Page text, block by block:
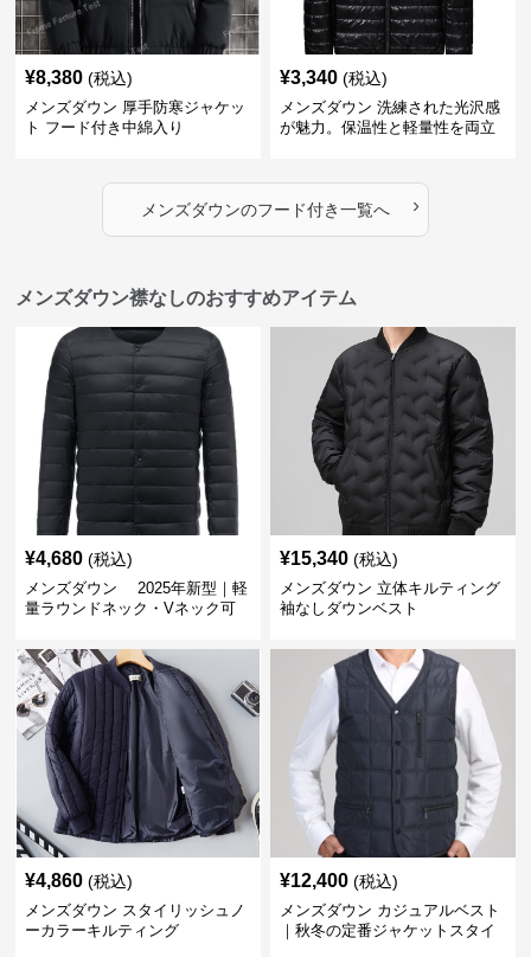
¥8,380 (税込)
メンズダウン 厚手防寒ジャケッ
ト フード付き中綿入り
¥3,340 (税込)
メンズダウン 洗練された光沢感
が魅力。保温性と軽量性を両立
メンズダウンのフード付き一覧へ ›
メンズダウン襟なしのおすすめアイテム
¥4,680 (税込)
メンズダウン 2025年新型｜軽
量ラウンドネック・Vネック可
¥15,340 (税込)
メンズダウン 立体キルティング
袖なしダウンベスト
¥4,860 (税込)
メンズダウン スタイリッシュノ
ーカラーキルティング
¥12,400 (税込)
メンズダウン カジュアルベスト
｜秋冬の定番ジャケットスタイ